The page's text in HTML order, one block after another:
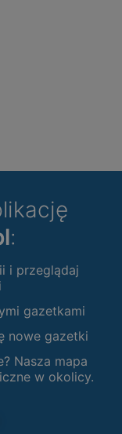
:
i przeglądaj
gazetkami
nowe gazetki
Nasza mapa
w okolicy.